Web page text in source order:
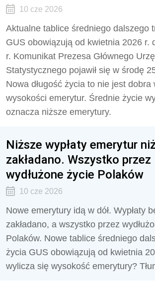
10 cze 2026
Aktualne tablice średniego dalszego
GUS obowiązują od kwietnia 2026 r.
r. Komunikat Prezesa Głównego
Statystycznego pojawił się w środę
Nowa długość życia to nie jest
wysokości emerytur. Średnie życie
oznacza niższe emerytury.
Niższe wypłaty emerytur niż
zakładano. Wszystko przez
wydłużone życie Polaków
10 cze 2026
Nowe emerytury idą w dół. Wypłaty
zakładano, a wszystko przez
Polaków. Nowe tablice średniego
życia GUS obowiązują od kwietnia
wylicza się wysokość emerytury?